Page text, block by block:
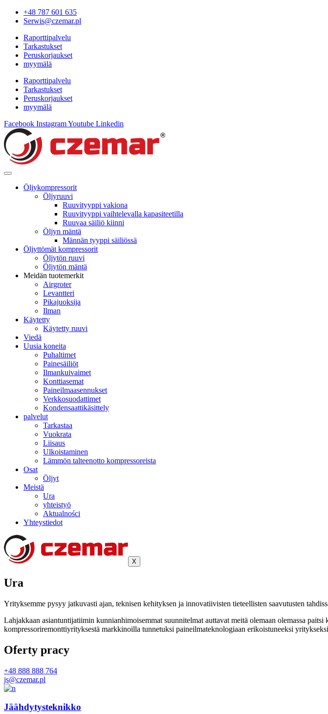
+48 787 601 635
Serwis@czemar.pl
Raporttipalvelu
Tarkastukset
Peruskorjaukset
myymälä
Raporttipalvelu
Tarkastukset
Peruskorjaukset
myymälä
Facebook InstagramYoutube Linkedin
Öljykompressorit
Öljyruuvi
Ruuvityyppi vakiona
Ruuvityyppi vaihtelevalla kapasiteetilla
Ruuvaa säiliö kiinni
Öljyn mäntä
Männän tyyppi säiliössä
Öljyttömät kompressorit
Öljytön ruuvi
Öljytön mäntä
Meidän tuotemerkit
Airgroter
Levantteri
Pikajuoksija
Ilman
Käytetty
Käytetty ruuvi
Viedä
Uusia koneita
Puhaltimet
Painesäiliöt
Ilmankuivaimet
Konttiasemat
Paineilmaasennukset
Verkkosuodattimet
Kondensaattikäsittely
palvelut
Tarkastaa
Vuokrata
Liisaus
Ulkoistaminen
Lämmön talteenotto kompressoreista
Osat
Öljyt
Meistä
Ura
yhteistyö
Aktualności
Yhteystiedot
X
Ura
Yrityksemme pysyy jatkuvasti ajan, teknisen kehityksen ja innovatiivisten tieteellisten saavutusten
Lahjakkaan asiantuntijatiimin kunnianhimoisemmat suunnitelmat auttavat meitä olemaan olemassa
kompressoriremonttiyrityksestä markkinoilla tunnetuksi paineilmateknologiaan erikoistuneeksi
Oferty pracy
+48 888 888 764
js@czemar.pl
Jäähdytysteknikko